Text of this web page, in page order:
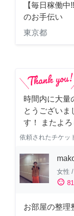
【毎日稼働
のお手伝い
東京都
時間内に大量
とうございま
す！ またよろ
依頼されたチケッ
女性 /
sentiment_satisfied
お部屋の整理